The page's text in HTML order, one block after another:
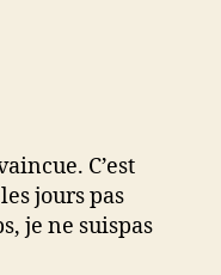
C’est
jours pas
je ne suispas